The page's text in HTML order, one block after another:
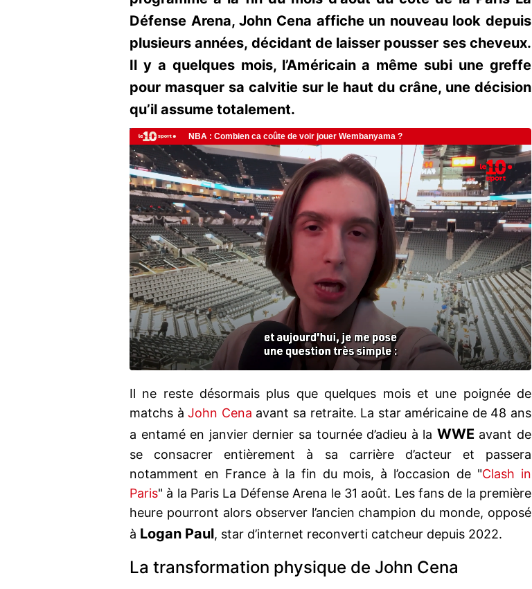
Défense Arena, John Cena affiche un nouveau look depuis
plusieurs années, décidant de laisser pousser ses cheveux.
Il y a quelques mois, l’Américain a même subi une greffe
pour masquer sa calvitie sur le haut du crâne, une décision
qu’il assume totalement.
Il ne reste désormais plus que quelques mois et une poignée de
matchs àJohn Cena avant sa retraite. La star américaine de 48 ans
a entamé en janvier dernier sa tournée d’adieu à la WWE avant de
se consacrer entièrement à sa carrière d’acteur et passera
notamment en France à la fin du mois, à l’occasion de "Clash in
Paris" à la Paris La Défense Arena le 31 août. Les fans de la première
heure pourront alors observer l’ancien champion du monde, opposé
à Logan Paul, star d’internet reconverti catcheur depuis 2022.
La transformation physique de John Cena